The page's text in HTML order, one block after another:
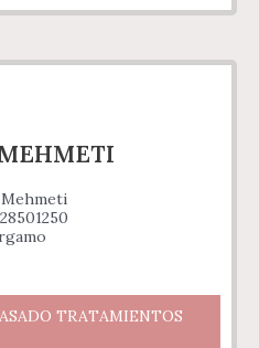
TRATAMIENTOS